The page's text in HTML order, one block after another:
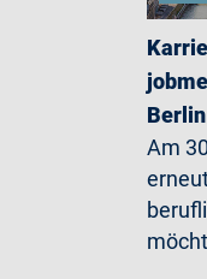
Berlin
Am